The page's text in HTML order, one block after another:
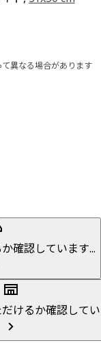
異なる場合があります
確認しています...
けるか確認してい